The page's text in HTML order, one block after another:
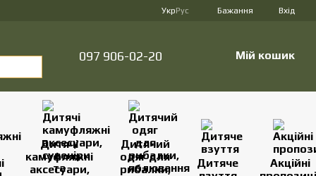
УкрРус Бажання Вхід
097 906-02-20 Мій кошик
Дитячі
камуфляжні
аксесуари,
Дитячий
одяг для
рибалки,
Дитяче
Акційні